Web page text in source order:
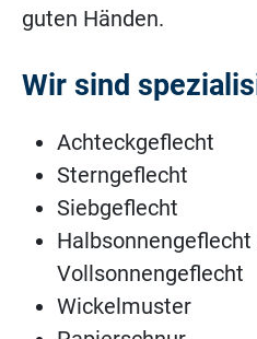
guten Händen.
Wir sind
Achteckgeflecht
Sterngeflecht
Siebgeflecht
Halbsonnengeflecht
Vollsonnengeflecht
Wickelmuster